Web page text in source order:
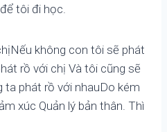
tôi đi học.
không con tôi sẽ phát
rồ với chị Và tôi cũng sẽ
ta phát rồ với nhauDo kém
xúc Quản lý bản thân. Thì